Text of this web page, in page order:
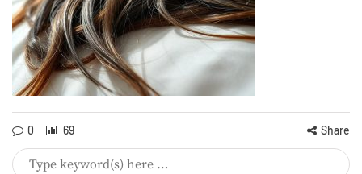
0 69 Share